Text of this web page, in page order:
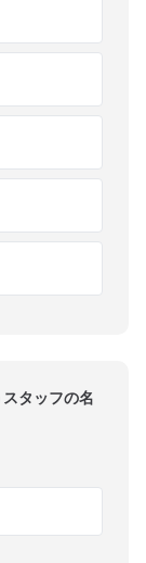
タッフの名